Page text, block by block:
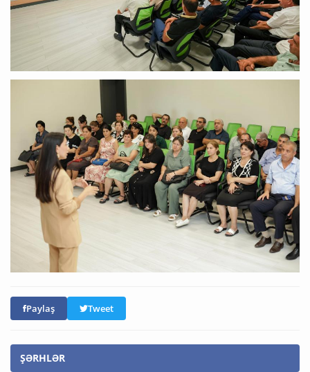
Paylaş Tweet
ŞƏRHLƏR